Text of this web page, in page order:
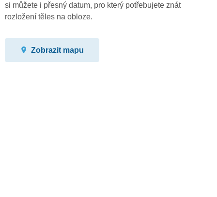
si můžete i přesný datum, pro který potřebujete znát
rozložení těles na obloze.
Zobrazit mapu